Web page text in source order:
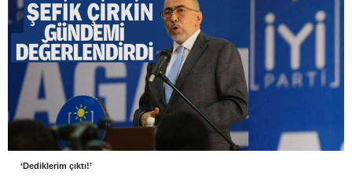
‘Dediklerim çıktı!’